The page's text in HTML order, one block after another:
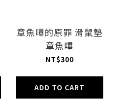
章魚嗶的原罪 滑鼠墊
章魚嗶
NT$300
ADD TO CART